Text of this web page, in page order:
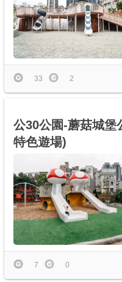
聯絡我們
APP下載
33 2
公30公園-蘑菇城堡
特色遊場)
7 0